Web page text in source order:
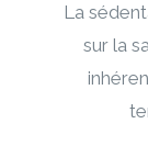
La
sur la